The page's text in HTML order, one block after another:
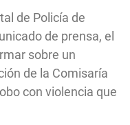
de Policía de
de prensa, el
sobre un
de la Comisaría
con violencia que